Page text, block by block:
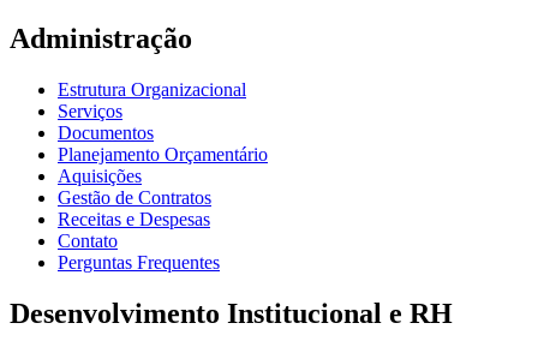
Administração
Estrutura Organizacional
Serviços
Documentos
Planejamento Orçamentário
Aquisições
Gestão de Contratos
Receitas e Despesas
Contato
Perguntas Frequentes
Desenvolvimento Institucional e RH